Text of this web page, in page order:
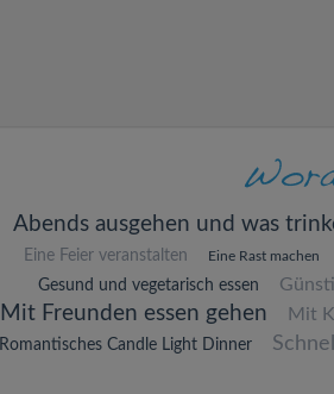
Abends ausgehen und was
Eine Feier veranstalten Eine Rast machen
Gesund und vegetarisch essen
Mit Freunden essen gehen
Mit
Romantisches Candle Light Dinner